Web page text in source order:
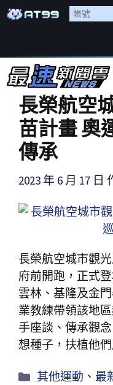
長榮航空
苗計畫 奧
傳承
2023 年 6 月 17 日
長榮航空城市觀
府前開跑，正式
雲林、基隆及金
業教練帶領該地
手座談、傳承觀
想種子，扶植他
其他運動 、最